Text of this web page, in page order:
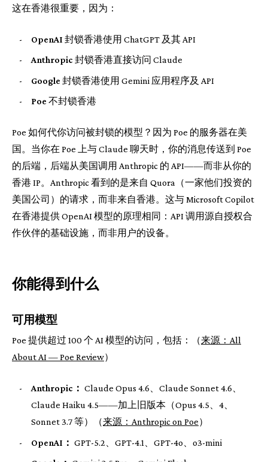
这在香港很重要，因为：
- OpenAI 封锁香港使用 ChatGPT 及其 API
- Anthropic 封锁香港直接访问 Claude
- Google 封锁香港使用 Gemini 应用程序及 API
- Poe 不封锁香港
Poe 如何代你访问被封锁的模型？因为 Poe 的服务器在美
国。当你在 Poe 上与 Claude 聊天时，你的消息传送到 Poe
的后端，后端从美国调用 Anthropic 的 API——而非从你的
香港 IP。Anthropic 看到的是来自 Quora（一家他们投资的
美国公司）的请求，而非来自香港。这与 Microsoft Copilot
在香港提供 OpenAI 模型的原理相同：API 调用源自授权合
作伙伴的基础设施，而非用户的设备。
你能得到什么
可用模型
Poe 提供超过 100 个 AI 模型的访问，包括：（来源：All
About AI — Poe Review）
- Anthropic： Claude Opus 4.6、Claude Sonnet 4.6、
Claude Haiku 4.5——加上旧版本（Opus 4.5、4、
Sonnet 3.7 等）（来源：Anthropic on Poe）
- OpenAI： GPT-5.2、GPT-4.1、GPT-4o、o3-mini